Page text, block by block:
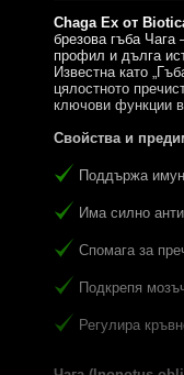
Chaga Ex от
брезова гъба Чага
профил и дълга
Известна като
цялостното
ключови функции
Свойства и
Поддържа
Има силно
Спомага за
Подкрепя
Регулира